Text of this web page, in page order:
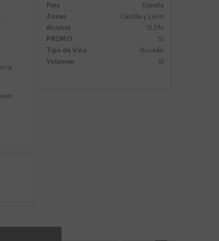
Pais
España
Zonas
Castilla y León
Alcohol
13,5%
PROMO
Si
Tipo de Vino
Rosado
Volumen
SI
la